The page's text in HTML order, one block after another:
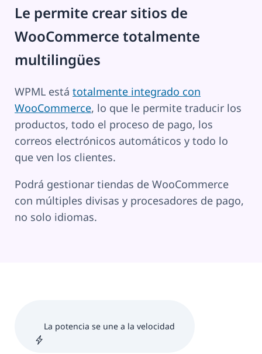
Le permite crear sitios de
WooCommerce totalmente
multilingües
WPML está totalmente integrado con
WooCommerce, lo que le permite traducir los
productos, todo el proceso de pago, los
correos electrónicos automáticos y todo lo
que ven los clientes.
Podrá gestionar tiendas de WooCommerce
con múltiples divisas y procesadores de pago,
no solo idiomas.
La potencia se une a la velocidad